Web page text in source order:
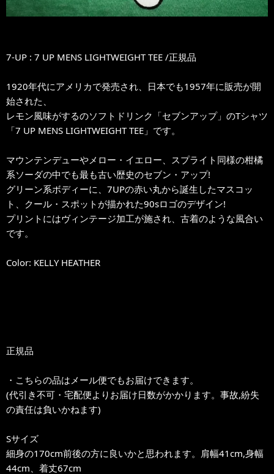
7-UP : 7 UP MENS LIGHTWEIGHT TEE /正規品
1920年代にアメリカで発売され、日本でも1957年に販売が開
始された、
レモン風味がするのソフトドリンク「セブンアップ」のTシャツ
「7 UP MENS LIGHTWEIGHT TEE」です。
マウンテンデューやメロー・イエロー、スプライト同様の柑橘
系ソーダの中でも最も古い歴史のセブン・アップ!
グリーン系ボディーに、7UPの赤い丸から誕生したマスコッ
ト、クール・スポットが描かれた90sロゴのデザイン!
プリントにはヴィンテージ加工が施され、古着のような風合い
です。
Color: KELLY HEATHER
正規品
・こちらの品はメール便でもお届けできます。
(代引き不可・宅配便よりお届け日数がかかります。事故,紛失
の責任は負いかねます)
Sサイズ
細身の170cm前後の方に良いかと思われます。肩幅41cm,身幅
44cm、着丈67cm